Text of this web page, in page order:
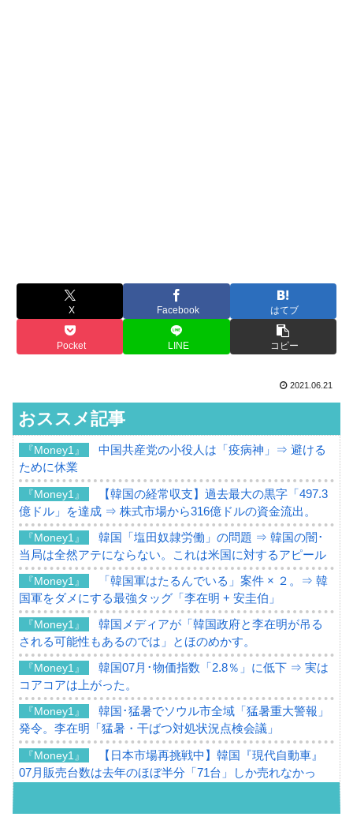
X Facebook はてブ
Pocket LINE コピー
2021.06.21
おススメ記事
『Money1』
中国共産党の小役人は「疫病神」⇒ 避ける
ために休業
『Money1』
【韓国の経常収支】過去最大の黒字「497.3
億ドル」を達成 ⇒ 株式市場から316億ドルの資金流出。
『Money1』
韓国「塩田奴隷労働」の問題 ⇒ 韓国の闇･
当局は全然アテにならない。これは米国に対するアピール
『Money1』
「韓国軍はたるんでいる」案件 × ２。⇒ 韓
国軍をダメにする最強タッグ「李在明 + 安圭伯」
『Money1』
韓国メディアが「韓国政府と李在明が吊る
される可能性もあるのでは」とほのめかす。
『Money1』
韓国07月･物価指数「2.8％」に低下 ⇒ 実は
コアコアは上がった。
『Money1』
韓国･猛暑でソウル市全域「猛暑重大警報」
発令。李在明「猛暑・干ばつ対処状況点検会議」
『Money1』
【日本市場再挑戦中】韓国『現代自動車』
07月販売台数は去年のほぼ半分「71台」しか売れなかっ
『Money1』
韓国「信用赦免を何回やっても、何回やっ